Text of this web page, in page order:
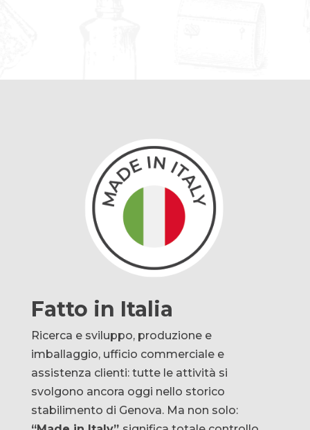
Fatto in Italia
Ricerca e sviluppo, produzione e
imballaggio, ufficio commerciale e
assistenza clienti: tutte le attività si
svolgono ancora oggi nello storico
stabilimento di Genova.Ma non solo: